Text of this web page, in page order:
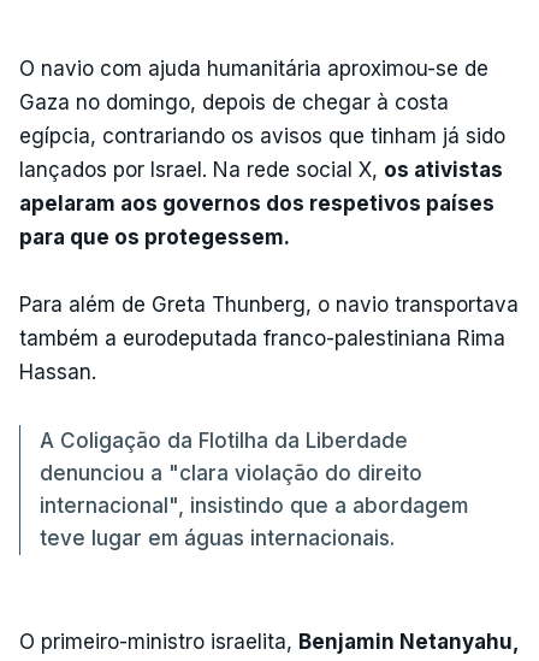
O navio com ajuda humanitária aproximou-se de
Gaza no domingo, depois de chegar à costa
egípcia, contrariando os avisos que tinham já sido
lançados por Israel. Na rede social X, os ativistas
apelaram aos governos dos respetivos países
para que os protegessem.
Para além de Greta Thunberg, o navio transportava
também a eurodeputada franco-palestiniana Rima
Hassan.
A Coligação da Flotilha da Liberdade
denunciou a "clara violação do direito
internacional", insistindo que a abordagem
teve lugar em águas internacionais.
O primeiro-ministro israelita, Benjamin Netanyahu,